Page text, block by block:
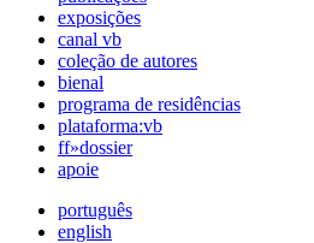
exposições
canal vb
coleção de autores
bienal
programa de residências
plataforma:vb
ff»dossier
apoie
português
english